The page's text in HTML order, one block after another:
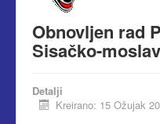
Obnovljen rad
Sisačko-
Detalji
Kreirano: 15 Ožujak